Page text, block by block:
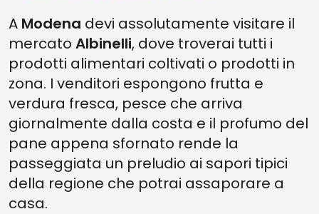
A Modena devi assolutamente visitare il
mercato Albinelli, dove troverai tutti i
prodotti alimentari coltivati o prodotti in
zona. I venditori espongono frutta e
verdura fresca, pesce che arriva
giornalmente dalla costa e il profumo del
pane appena sfornato rende la
passeggiata un preludio ai sapori tipici
della regione che potrai assaporare a
casa.